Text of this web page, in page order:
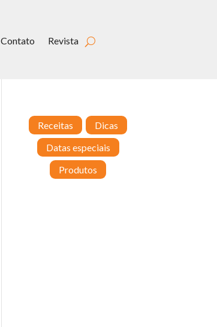
Contato Revista
Receitas
Dicas
Datas especiais
Produtos